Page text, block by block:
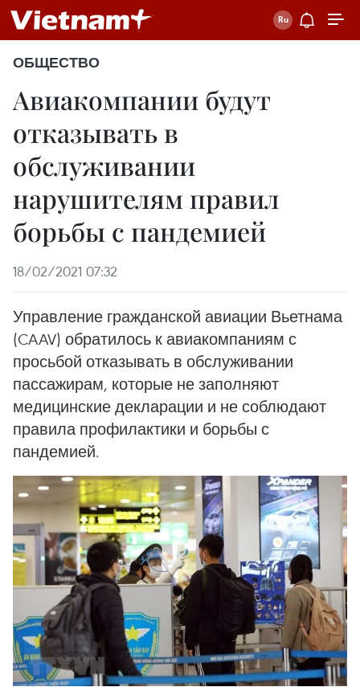
ОБЩЕСТВО
Авиакомпании будут
отказывать в
обслуживании
нарушителям правил
борьбы с пандемией
18/02/2021 07:32
Управление гражданской авиации Вьетнама
(CAAV) обратилось к авиакомпаниям с
просьбой отказывать в обслуживании
пассажирам, которые не заполняют
медицинские декларации и не соблюдают
правила профилактики и борьбы с
пандемией.